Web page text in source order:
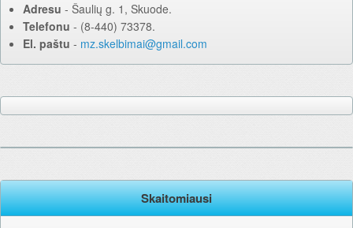
Adresu ‐ Šaulių g. 1, Skuode.
Telefonu ‐ (8-440) 73378.
El. paštu ‐ mz.skelbimai@gmail.com
Skaitomiausi